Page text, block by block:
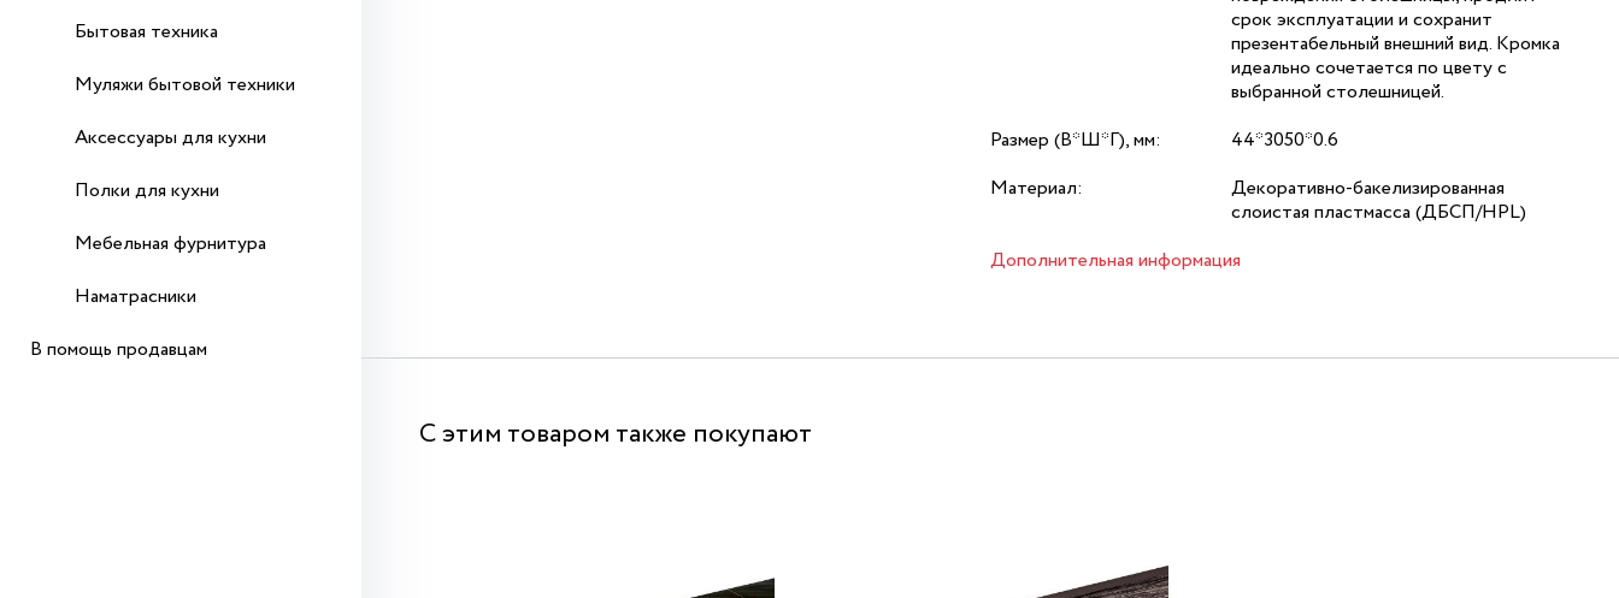
Бытовая техника
Муляжи бытовой техники
Аксессуары для кухни
Полки для кухни
Мебельная фурнитура
Наматрасники
В помощь продавцам
срок эксплуатации и сохранит
презентабельный внешний вид. Кромка
идеально сочетается по цвету с
выбранной столешницей.
Размер (В*Ш*Г), мм:
44*3050*0.6
Материал:
Декоративно-бакелизированная
слоистая пластмасса (ДБСП/HPL)
Дополнительная информация
С этим товаром также покупают